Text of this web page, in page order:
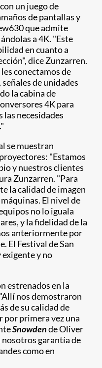
un juego de
de pantallas y
que admite
a 4K. "Este
en cuanto a
dice Zunzarren.
conectamos de
de unidades
la cabina de
4K para
las necesidades
se muestran
"Estamos
y nuestros clientes
Zunzarren. "Para
la calidad de imagen
El nivel de
no lo iguala
y la fidelidad de la
anteriormente por
El Festival de San
y no
estrenados en la
nos demostraron
de su calidad de
por primera vez una
Snowdende Oliver
garantía de
como en